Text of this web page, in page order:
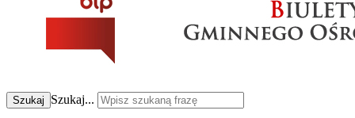
Szukaj Szukaj...